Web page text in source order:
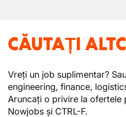
CĂUTAȚI
Vreți un job suplimentar?
engineering, finance,
Aruncați o privire la ofertele
Nowjobs și CTRL-F.